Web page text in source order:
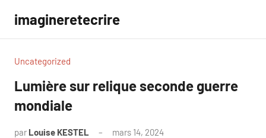
contenu
imagineretecrire
Uncategorized
Lumière sur relique seconde guerre
mondiale
par Louise KESTEL mars 14, 2024